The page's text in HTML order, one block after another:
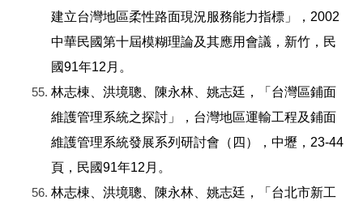
建立台灣地區柔性路面現況服務能力指標」，2002
中華民國第十屆模糊理論及其應用會議，新竹，民
國91年12月。
林志棟、洪境聰、陳永林、姚志廷，「台灣區鋪面
維護管理系統之探討」，台灣地區運輸工程及鋪面
維護管理系統發展系列研討會（四），中壢，23-44
頁，民國91年12月。
林志棟、洪境聰、陳永林、姚志廷，「台北市新工